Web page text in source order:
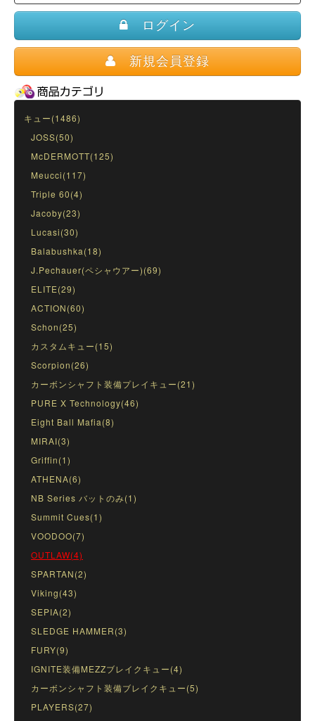
ログイン
新規会員登録
キュー(1486)
JOSS(50)
McDERMOTT(125)
Meucci(117)
Triple 60(4)
Jacoby(23)
Lucasi(30)
Balabushka(18)
J.Pechauer(ペシャウアー)(69)
ELITE(29)
ACTION(60)
Schon(25)
カスタムキュー(15)
Scorpion(26)
カーボンシャフト装備プレイキュー(21)
PURE X Technology(46)
Eight Ball Mafia(8)
MIRAI(3)
Griffin(1)
ATHENA(6)
NB Series バットのみ(1)
Summit Cues(1)
VOODOO(7)
OUTLAW(4)
SPARTAN(2)
Viking(43)
SEPIA(2)
SLEDGE HAMMER(3)
FURY(9)
IGNITE装備MEZZブレイクキュー(4)
カーボンシャフト装備ブレイクキュー(5)
PLAYERS(27)